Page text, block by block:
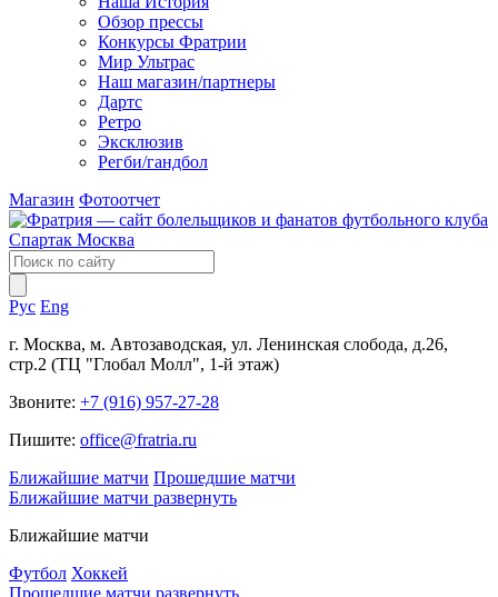
Обзор прессы
Конкурсы Фратрии
Мир Ультрас
Наш магазин/партнеры
Дартс
Ретро
Эксклюзив
Регби/гандбол
Магазин Фотоотчет
Рус Eng
г. Москва, м. Автозаводская, ул. Ленинская слобода, д.26,
стр.2 (ТЦ "Глобал Молл", 1-й этаж)
Звоните: +7 (916) 957-27-28
Пишите: office@fratria.ru
Ближайшие матчи Прошедшие матчи
Ближайшие матчи развернуть
Ближайшие матчи
Футбол Хоккей
Прошедшие матчи развернуть